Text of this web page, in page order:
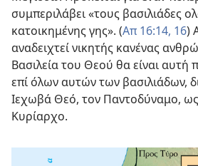
συμπεριλάβει «τους βασιλιάδες
κατοικημένης γης». (Απ 16:14, 16)
αναδειχτεί νικητής κανένας
Βασιλεία του Θεού θα είναι αυτή
επί όλων αυτών των βασιλιάδων,
Ιεχωβά Θεό, τον Παντοδύναμο,
Κυρίαρχο.